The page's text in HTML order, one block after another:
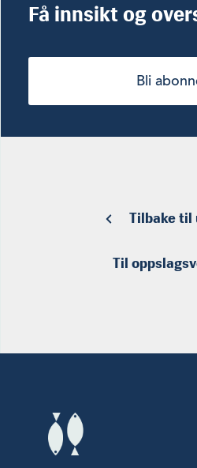
Få innsikt og
Bli
Tilbake til
Til